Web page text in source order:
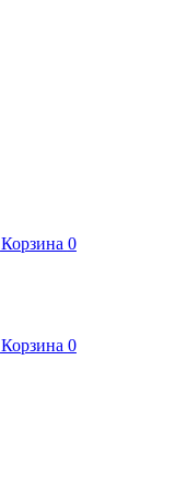
Корзина 0
Корзина 0